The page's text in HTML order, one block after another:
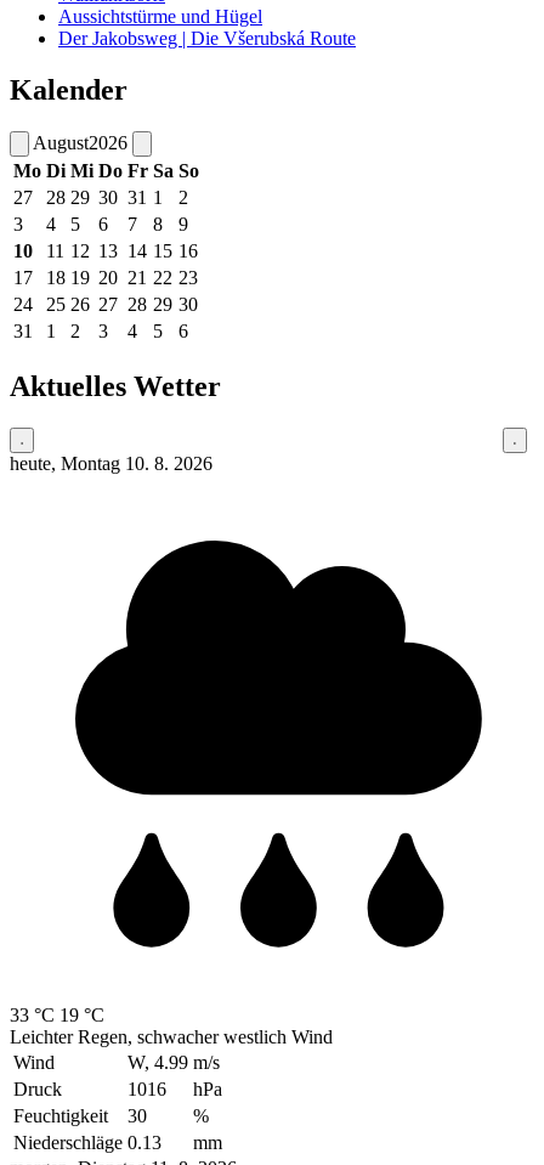
Aussichtstürme und Hügel
Der Jakobsweg | Die Všerubská Route
Kalender
August2026
Mo Di Mi Do Fr Sa So
27
28 29 30 31 1
2
3
4 5 6 7 8
9
10
11 12 13 14 15 16
17
18 19 20 21 22 23
24
25 26 27 28 29 30
31
1 2 3 4 5 6
Aktuelles Wetter
heute, Montag 10. 8. 2026
33 °C 19 °C
Leichter Regen, schwacher westlich Wind
Wind
W, 4.99 m/s
Druck
1016
hPa
Feuchtigkeit
30
%
Niederschläge 0.13
mm